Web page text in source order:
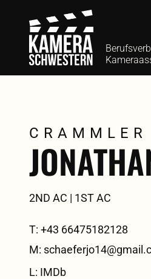
CRAMMLER
2ND AC | 1ST AC
T: +43 66475182128
M:
L: IMDb